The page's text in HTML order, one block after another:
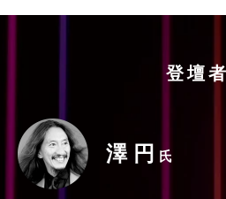
登壇者
澤 円 氏